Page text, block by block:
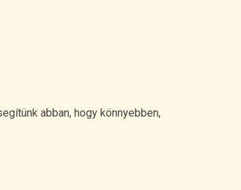
abban, hogy könnyebben,